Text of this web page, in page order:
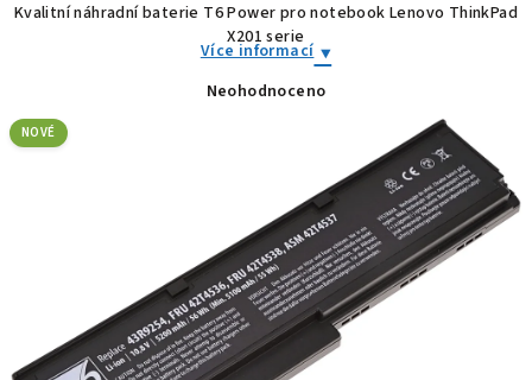
Kvalitní náhradní baterie T6 Power pro notebook Lenovo ThinkPad
X201 serie
Více informací
Průměrné
hvězdiček.
Neohodnoceno
NOVÉ